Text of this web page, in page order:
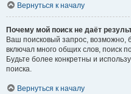
Вернуться к началу
Почему мой поиск не даёт
Ваш поисковый запрос,
включал много общих слов, поиск
Будьте более конкретны и
поиска.
Вернуться к началу